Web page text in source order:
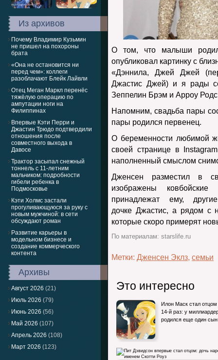
Из архивов
Почему Владимир Кузьмин
не пришел на похороны
брата
«Она не остановится ни
перед чем»: коллеги
разоблачают Блейк Лайвли
Отец Меган Маркл перенёс
тяжёлую операцию по
ампутации ноги на
Филиппинах
Впервые Кэти Перри и
Джастин Трюдо подтвердили
отношения после
совместного выхода в
Давосе
Трактор засыпал снежный
тоннель с 11-летним
мальчиком: подробности
гибели ребенка в
Подмосковье
Кэти Холмс застали
прогуливающуюся за руку с
новым мужчиной: в сети
обсуждают роман
Развитие карьеры в
модельном бизнесе и
создание коммерческого
контента
Архивы
Август 2026 (21)
Июль 2026 (79)
Июнь 2026 (56)
Май 2026 (107)
Апрель 2026 (108)
Март 2026 (123)
О том, что малыши
опубликовал картинку с
«Дэннила, Джей Джей
Джастис Джей) и я рады
Зеппелин Брэм и Арроу
Напомним, свадьба пары
пары родился первенец.
О беременности любимой
своей странице в
наполненный смыслом
Дженсен разместил в
изображены
принадлежат ему,
дочке Джастис, а рядом с
которые скоро примерят
По материалам: starslife.ru
Метки: Дженсен Эклз, семьи
Это интересно
Илон Маск стал отцом
14-й раз: у
родился еще один сын